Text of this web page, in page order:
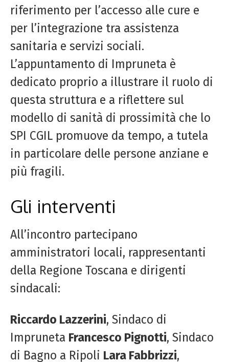
riferimento per l’accesso alle cure e
per l’integrazione tra assistenza
sanitaria e servizi sociali.
L’appuntamento di Impruneta è
dedicato proprio a illustrare il ruolo di
questa struttura e a riflettere sul
modello di sanità di prossimità che lo
SPI CGIL promuove da tempo, a tutela
in particolare delle persone anziane e
più fragili.
Gli interventi
All’incontro partecipano
amministratori locali, rappresentanti
della Regione Toscana e dirigenti
sindacali:
Riccardo Lazzerini, Sindaco di
Impruneta Francesco Pignotti, Sindaco
di Bagno a Ripoli Lara Fabbrizzi,